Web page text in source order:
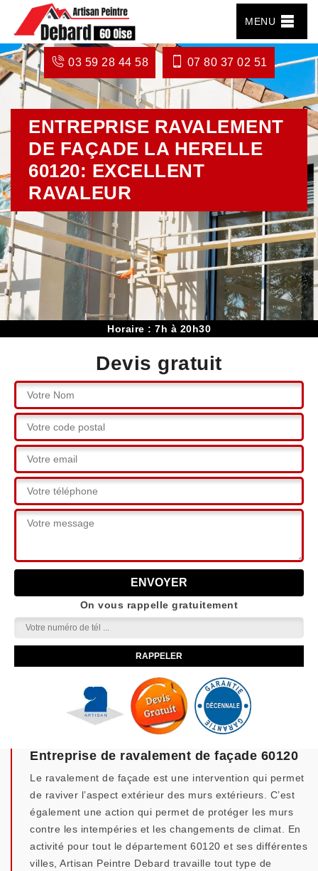
MENU
03 59 28 44 58 07 80 37 02 51
ENTREPRISE RAVALEMENT
DE FAÇADE LA HERELLE
60120: EXCELLENT
RAVALEUR
Horaire : 7h à 20h30
Devis gratuit
On vous rappelle gratuitement
Entreprise de ravalement de façade 60120
Le ravalement de façade est une intervention qui permet
de raviver l’aspect extérieur des murs extérieurs. C’est
également une action qui permet de protéger les murs
contre les intempéries et les changements de climat. En
activité pour tout le département 60120 et ses différentes
villes, Artisan Peintre Debard travaille tout type de